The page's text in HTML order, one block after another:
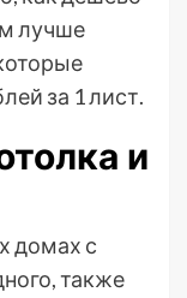
лучше
за 1 лист.
и
домах с
также